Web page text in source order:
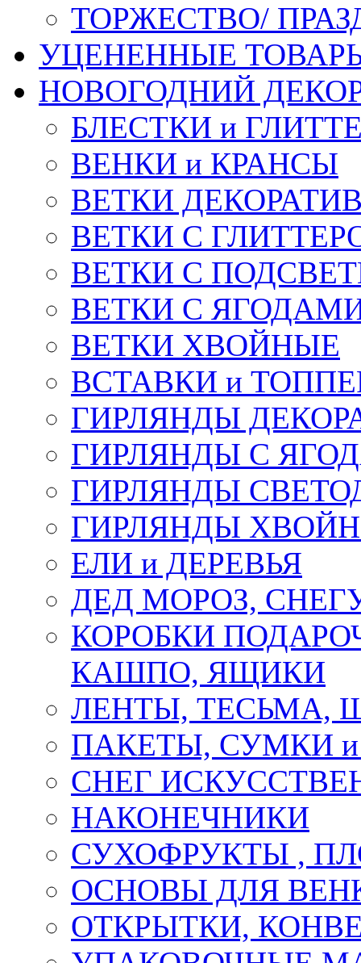
ТОРЖЕСТВО/
УЦЕНЕННЫЕ
НОВОГОДНИЙ
БЛЕСТКИ и
ВЕНКИ и КРАНСЫ
ВЕТКИ
ВЕТКИ С
ВЕТКИ С
ВЕТКИ С
ВЕТКИ ХВОЙНЫЕ
ВСТАВКИ и
ГИРЛЯНДЫ
ГИРЛЯНДЫ С
ГИРЛЯНДЫ
ГИРЛЯНДЫ
ЕЛИ и ДЕРЕВЬЯ
ДЕД МОРОЗ,
КОРОБКИ
КАШПО, ЯЩИКИ
ЛЕНТЫ, ТЕСЬМА,
ПАКЕТЫ, СУМКИ
СНЕГ
НАКОНЕЧНИКИ
СУХОФРУКТЫ ,
ОСНОВЫ ДЛЯ
ОТКРЫТКИ,